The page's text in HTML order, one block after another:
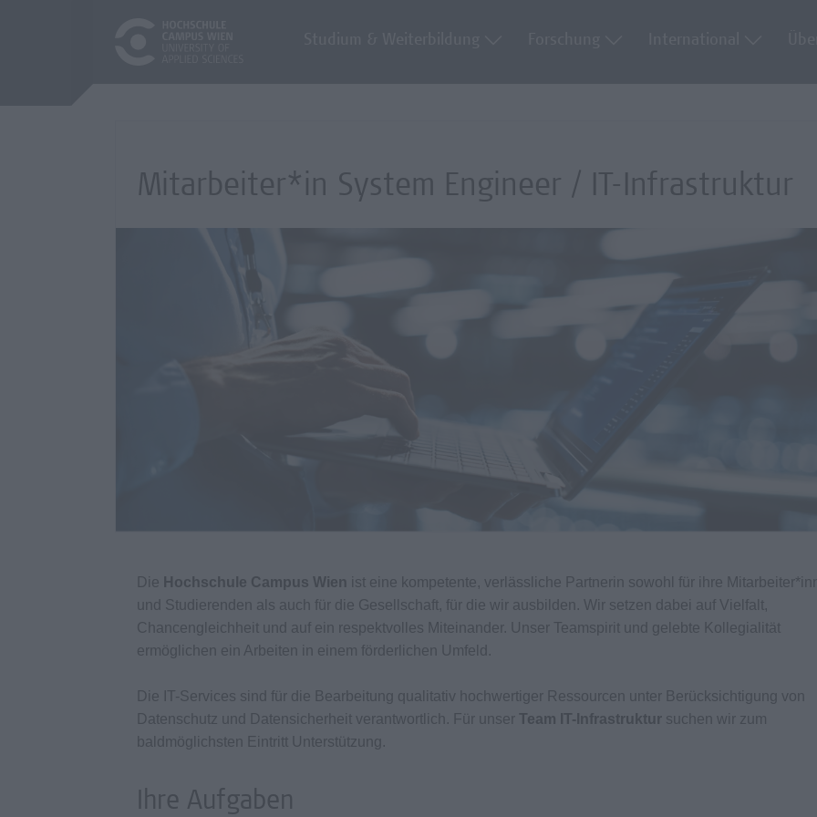
Mitarbeiter*in System Engineer / IT-Infrastruktur
Die Hochschule Campus Wien
ist eine kompetente, verlässliche Partnerin sowohl für ihre
und Studierenden als auch für die Gesellschaft, für die wir ausbilden. Wir setzen dabei auf Vielfalt,
Chancengleichheit und auf ein respektvolles Miteinander. Unser Teamspirit und gelebte Kollegialität
ermöglichen ein Arbeiten in einem förderlichen Umfeld.
Die IT-Services sind für die Bearbeitung qualitativ hochwertiger Ressourcen unter Berücksichtigung von
Datenschutz und Datensicherheit verantwortlich. Für unser Team IT-Infrastruktur suchen wir zum
baldmöglichsten Eintritt Unterstützung.
Ihre Aufgaben